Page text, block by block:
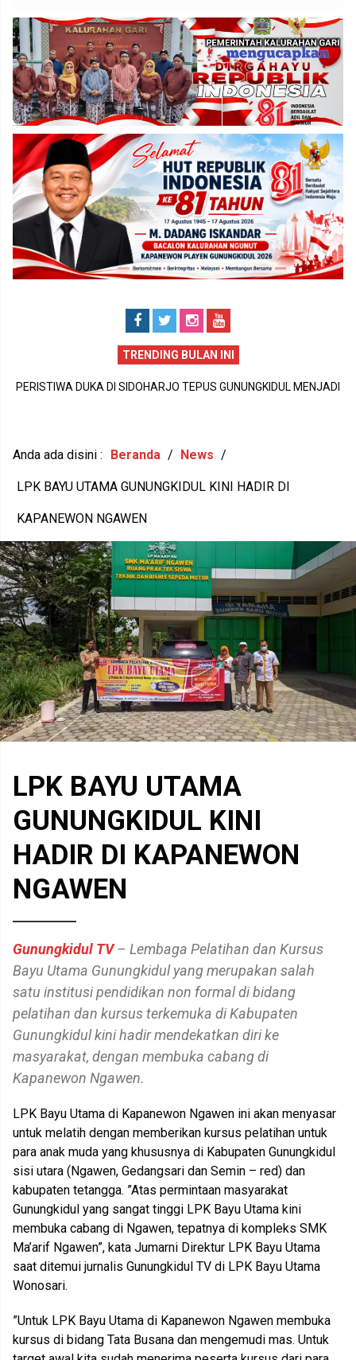
TRENDING BULAN INI
PERISTIWA DUKA DI SIDOHARJO TEPUS GUNUNGKIDUL MENJADI
Anda ada disini : Beranda / News /
LPK BAYU UTAMA GUNUNGKIDUL KINI HADIR DI
KAPANEWON NGAWEN
LPK BAYU UTAMA
GUNUNGKIDUL KINI
HADIR DI KAPANEWON
NGAWEN
Gunungkidul TV– Lembaga Pelatihan dan Kursus
Bayu Utama Gunungkidul yang merupakan salah
satu institusi pendidikan non formal di bidang
pelatihan dan kursus terkemuka di Kabupaten
Gunungkidul kini hadir mendekatkan diri ke
masyarakat, dengan membuka cabang di
Kapanewon Ngawen.
LPK Bayu Utama di Kapanewon Ngawen ini akan menyasar
untuk melatih dengan memberikan kursus pelatihan untuk
para anak muda yang khususnya di Kabupaten Gunungkidul
sisi utara (Ngawen, Gedangsari dan Semin – red) dan
kabupaten tetangga. ”Atas permintaan masyarakat
Gunungkidul yang sangat tinggi LPK Bayu Utama kini
membuka cabang di Ngawen, tepatnya di kompleks SMK
Ma’arif Ngawen”, kata Jumarni Direktur LPK Bayu Utama
saat ditemui jurnalis Gunungkidul TV di LPK Bayu Utama
Wonosari.
”Untuk LPK Bayu Utama di Kapanewon Ngawen membuka
kursus di bidang Tata Busana dan mengemudi mas. Untuk